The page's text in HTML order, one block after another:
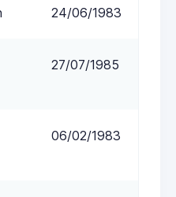
24/06/1983
27/07/1985
06/02/1983